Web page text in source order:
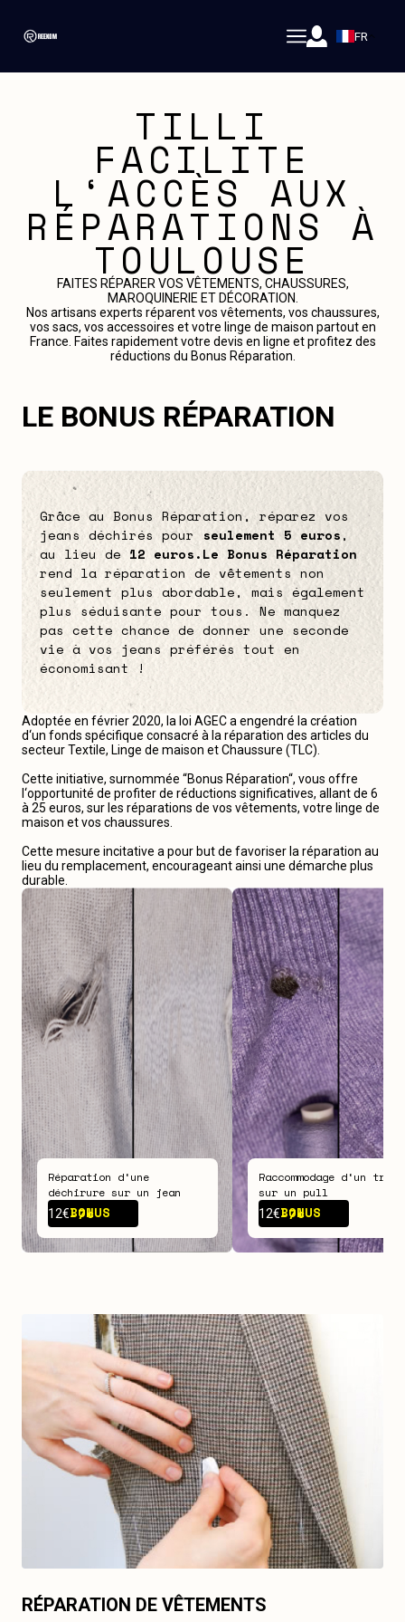
FR
TILLI
FACILITE
L‘ACCÈS AUX
RÉPARATIONS À
TOULOUSE
FAITES RÉPARER VOS VÊTEMENTS, CHAUSSURES,
MAROQUINERIE ET DÉCORATION.
Nos artisans experts réparent vos vêtements, vos chaussures,
vos sacs, vos accessoires et votre linge de maison partout en
France. Faites rapidement votre devis en ligne et profitez des
réductions du Bonus Réparation.
LE BONUS RÉPARATION
Adoptée en février 2020, la loi AGEC a engendré la création
d‘un fonds spécifique consacré à la réparation des articles du
secteur Textile, Linge de maison et Chaussure (TLC).
Cette initiative, surnommée “Bonus Réparation“, vous offre
l‘opportunité de profiter de réductions significatives, allant de 6
à 25 euros, sur les réparations de vos vêtements, votre linge de
maison et vos chaussures.
Cette mesure incitative a pour but de favoriser la réparation au
lieu du remplacement, encourageant ainsi une démarche plus
durable.
Grâce au Bonus Réparation, réparez vos
jeans déchirés pour seulement 5 euros,
au lieu de 12 euros.Le Bonus Réparation
rend la réparation de vêtements non
seulement plus abordable, mais également
plus séduisante pour tous. Ne manquez
pas cette chance de donner une seconde
vie à vos jeans préférés tout en
économisant !
Réparation d‘une
déchirure sur un jean
12€BONUS -7€
Raccommodage d‘un trou
sur un pull
12€BONUS -7€
RÉPARATION DE VÊTEMENTS